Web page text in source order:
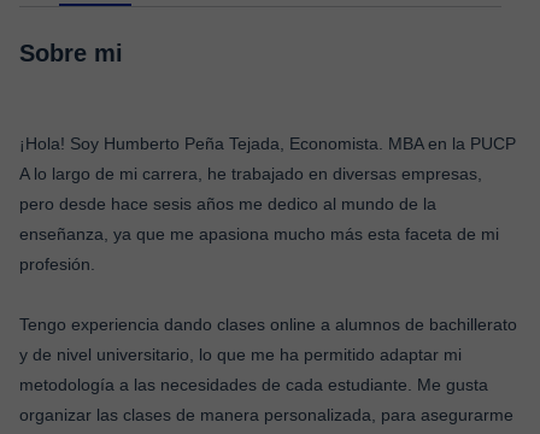
Sobre mi
¡Hola! Soy Humberto Peña Tejada, Economista. MBA en la PUCP
A lo largo de mi carrera, he trabajado en diversas empresas,
pero desde hace sesis años me dedico al mundo de la
enseñanza, ya que me apasiona mucho más esta faceta de mi
profesión.
Tengo experiencia dando clases online a alumnos de bachillerato
y de nivel universitario, lo que me ha permitido adaptar mi
metodología a las necesidades de cada estudiante. Me gusta
organizar las clases de manera personalizada, para asegurarme